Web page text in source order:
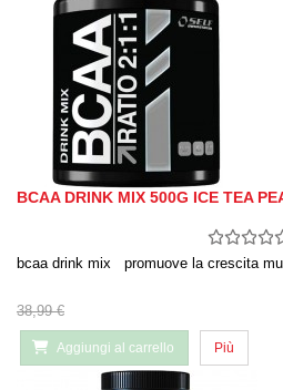
BCAA DRINK MIX 500G ICE TEA
bcaa drink mix promuove la crescita
38,99 €
Aggiungi al carrello Più